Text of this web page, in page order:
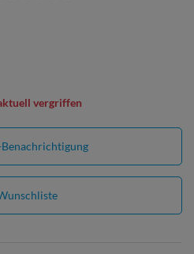
vergriffen